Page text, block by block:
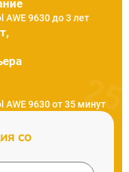
9630 до 3 лет
9630 от 35 минут
со